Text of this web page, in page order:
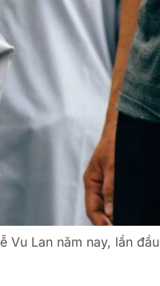
Vu Lan năm nay, lần đầu